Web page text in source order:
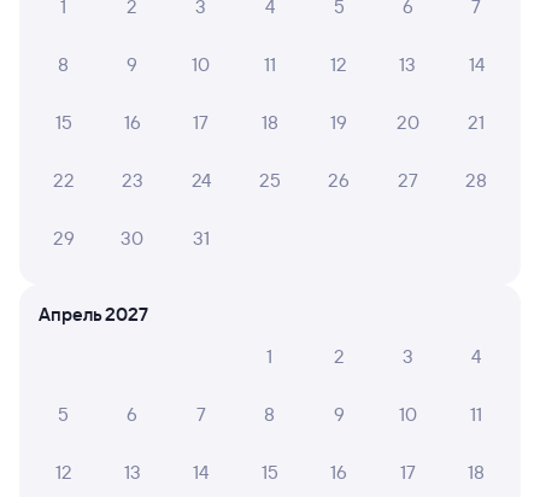
1
2 3 4 5 6 7
8 9 10 11 12 13 14
15 16 17 18 19 20 21
22 23 24 25 26 27 28
29 30 31
Апрель 2027
1
2 3 4
5 6 7 8 9 10 11
12 13 14 15 16 17 18